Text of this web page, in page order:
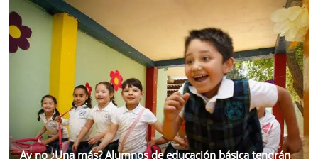
Ay no ¿Una más? Alumnos de educación básica tendrán